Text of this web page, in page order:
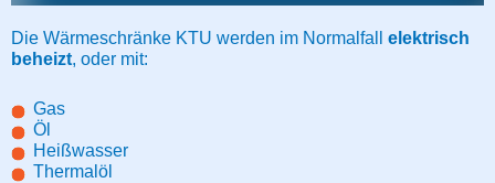
Die Wärmeschränke KTU werden im Normalfall elektrisch
beheizt, oder mit:
Gas
Öl
Heißwasser
Thermalöl